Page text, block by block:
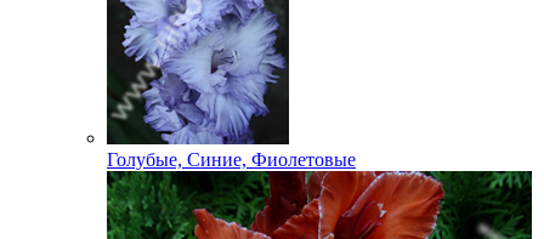
Голубые, Синие, Фиолетовые